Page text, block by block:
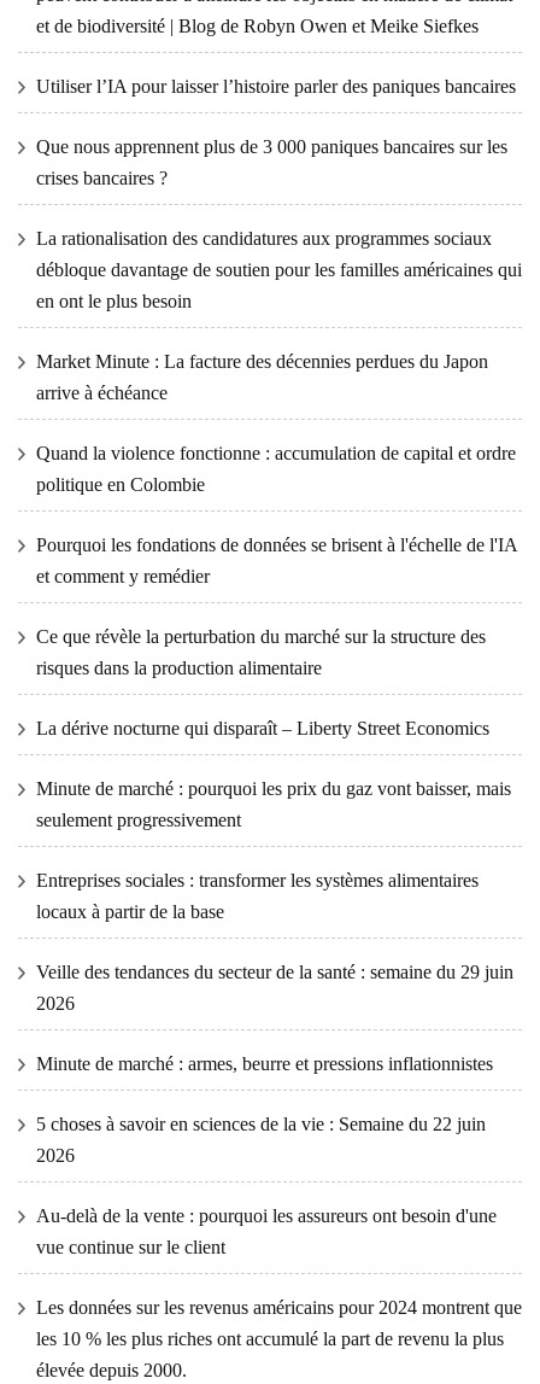
et de biodiversité | Blog de Robyn Owen et Meike Siefkes
Utiliser l’IA pour laisser l’histoire parler des paniques bancaires
Que nous apprennent plus de 3 000 paniques bancaires sur les
crises bancaires ?
La rationalisation des candidatures aux programmes sociaux
débloque davantage de soutien pour les familles américaines qui
en ont le plus besoin
Market Minute : La facture des décennies perdues du Japon
arrive à échéance
Quand la violence fonctionne : accumulation de capital et ordre
politique en Colombie
Pourquoi les fondations de données se brisent à l'échelle de l'IA
et comment y remédier
Ce que révèle la perturbation du marché sur la structure des
risques dans la production alimentaire
La dérive nocturne qui disparaît – Liberty Street Economics
Minute de marché : pourquoi les prix du gaz vont baisser, mais
seulement progressivement
Entreprises sociales : transformer les systèmes alimentaires
locaux à partir de la base
Veille des tendances du secteur de la santé : semaine du 29 juin
2026
Minute de marché : armes, beurre et pressions inflationnistes
5 choses à savoir en sciences de la vie : Semaine du 22 juin
2026
Au-delà de la vente : pourquoi les assureurs ont besoin d'une
vue continue sur le client
Les données sur les revenus américains pour 2024 montrent que
les 10 % les plus riches ont accumulé la part de revenu la plus
élevée depuis 2000.